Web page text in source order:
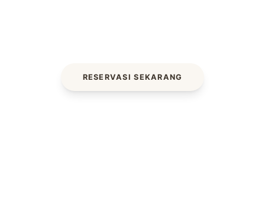
RESERVASI SEKARANG